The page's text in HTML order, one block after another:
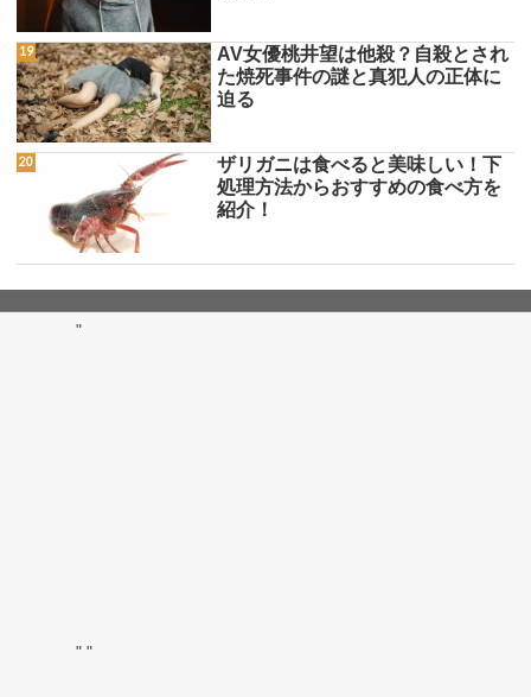
AV女優桃井望は他殺？自殺とされ
た焼死事件の謎と真犯人の正体に
迫る
ザリガニは食べると美味しい！下
処理方法からおすすめの食べ方を
紹介！
"
" "